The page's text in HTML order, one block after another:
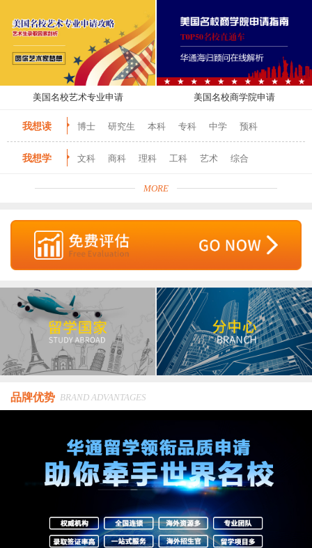
美国名校艺术专业申请 美国名校商学院申请
我想读 博士 研究生 本科 专科 中学 预科
我想学 文科 商科 理科 工科 艺术 综合
MORE
品牌优势 BRAND ADVANTAGES